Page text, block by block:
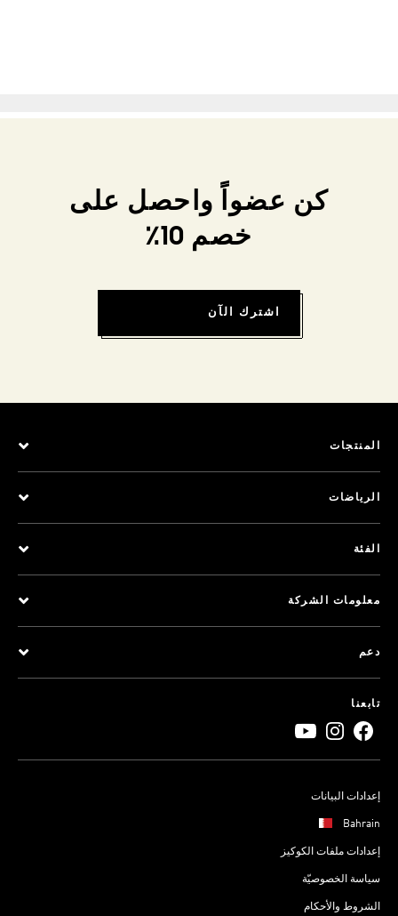
كن عضواً واحصل على
خصم 10٪
اشترك الآن
المنتجات
الرياضات
الفئة
معلومات الشركة
دعم
تابعنا
إعدادات البيانات
Bahrain
إعدادات ملفات الكوكيز
سياسة الخصوصيّة
الشروط والأحكام